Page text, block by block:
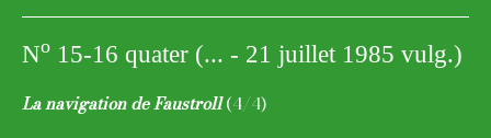
No 15-16 quater (... - 21 juillet 1985 vulg.)
La navigation de Faustroll (4/4)